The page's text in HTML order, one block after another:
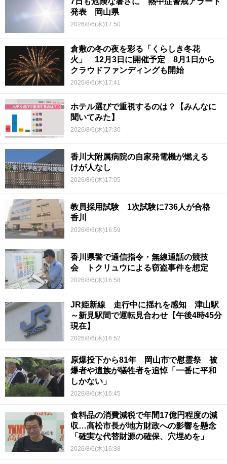
発表 岡山県
2026/8/6(木)17:50
倉敷の冬の夜を彩る「くらしき冬花
火」 12月3日に開催予定 8月1日から
クラウドファンディングも開始
2026/8/6(木)17:41
ホテル選びで重視するのは？【みんなに
聞いてみた】
2026/8/6(木)17:30
香川大附属病院の自家発電機が燃える
けが人なし
2026/8/6(木)17:05
教員採用試験 1次試験に736人が合格
香川
2026/8/6(木)16:59
香川県警で通信指令・無線通話の競技
会 トクリュウによる窃盗事件を想定
2026/8/6(木)16:58
JR姫新線 走行中に揺れを感知 津山駅
～新見駅間で運転見合わせ【午後4時45分
現在】
2026/8/6(木)16:52
原爆投下から81年 岡山市で慰霊祭 被
爆者や遺族が犠牲者を追悼「一番に平和
しかない」
2026/8/6(木)16:45
食料品の消費減税で年間17億円程度の減
収…高松市長が地方財政への影響を懸念
「確実な代替財源の確保、穴埋めを」
2026/8/6(木)16:38